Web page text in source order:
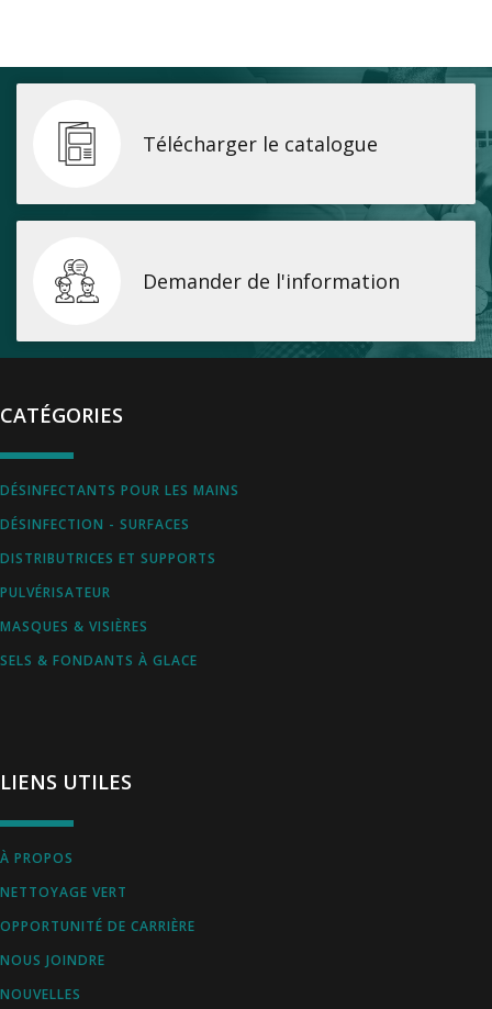
Télécharger le catalogue
Demander de l'information
CATÉGORIES
DÉSINFECTANTS POUR LES MAINS
DÉSINFECTION - SURFACES
DISTRIBUTRICES ET SUPPORTS
PULVÉRISATEUR
MASQUES & VISIÈRES
SELS & FONDANTS À GLACE
LIENS UTILES
À PROPOS
NETTOYAGE VERT
OPPORTUNITÉ DE CARRIÈRE
NOUS JOINDRE
NOUVELLES